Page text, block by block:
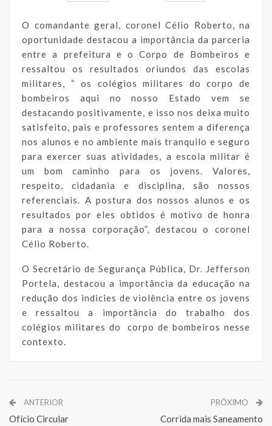
O comandante geral, coronel Célio Roberto, na
oportunidade destacou a importância da parceria
entre a prefeitura e o Corpo de Bombeiros e
ressaltou os resultados oriundos das escolas
militares, “ os colégios militares do corpo de
bombeiros aqui no nosso Estado vem se
destacando positivamente, e isso nos deixa muito
satisfeito, pais e professores sentem a diferença
nos alunos e no ambiente mais tranquilo e seguro
para exercer suas atividades, a escola militar é
um bom caminho para os jovens. Valores,
respeito, cidadania e disciplina, são nossos
referenciais. A postura dos nossos alunos e os
resultados por eles obtidos é motivo de honra
para a nossa corporação”, destacou o coronel
Célio Roberto.
O Secretário de Segurança Pública, Dr. Jefferson
Portela, destacou a importância da educação na
redução dos indicies de violência entre os jovens
e ressaltou a importância do trabalho dos
colégios militares do corpo de bombeiros nesse
contexto.
ANTERIOR
Ofício Circular
PRÓXIMO
Corrida mais Saneamento